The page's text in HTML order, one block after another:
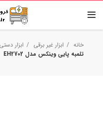
خانه ابزار غیر برقی ابزار دستی
تلمبه پایی وینکس مدل EH2702